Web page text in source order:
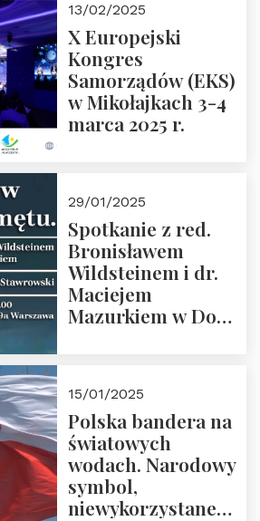
Zapraszamy
13/02/2025
X Europejski
Kongres
Samorządów (EKS)
w Mikołajkach 3-4
marca 2025 r.
29/01/2025
Spotkanie z red.
Bronisławem
Wildsteinem i dr.
Maciejem
Mazurkiem w Domu
Prowadzi prof.
Zbigniew
Stawrowski
15/01/2025
Polska bandera na
światowych
wodach. Narodowy
symbol,
niewykorzystane